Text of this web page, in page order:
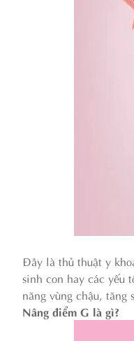
Đây là thủ thuật y
sinh con hay các yếu
năng vùng chậu, tăng
Nâng điểm G là gì?